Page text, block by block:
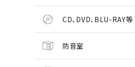
CD、DVD、BLU-RAY等
防音室